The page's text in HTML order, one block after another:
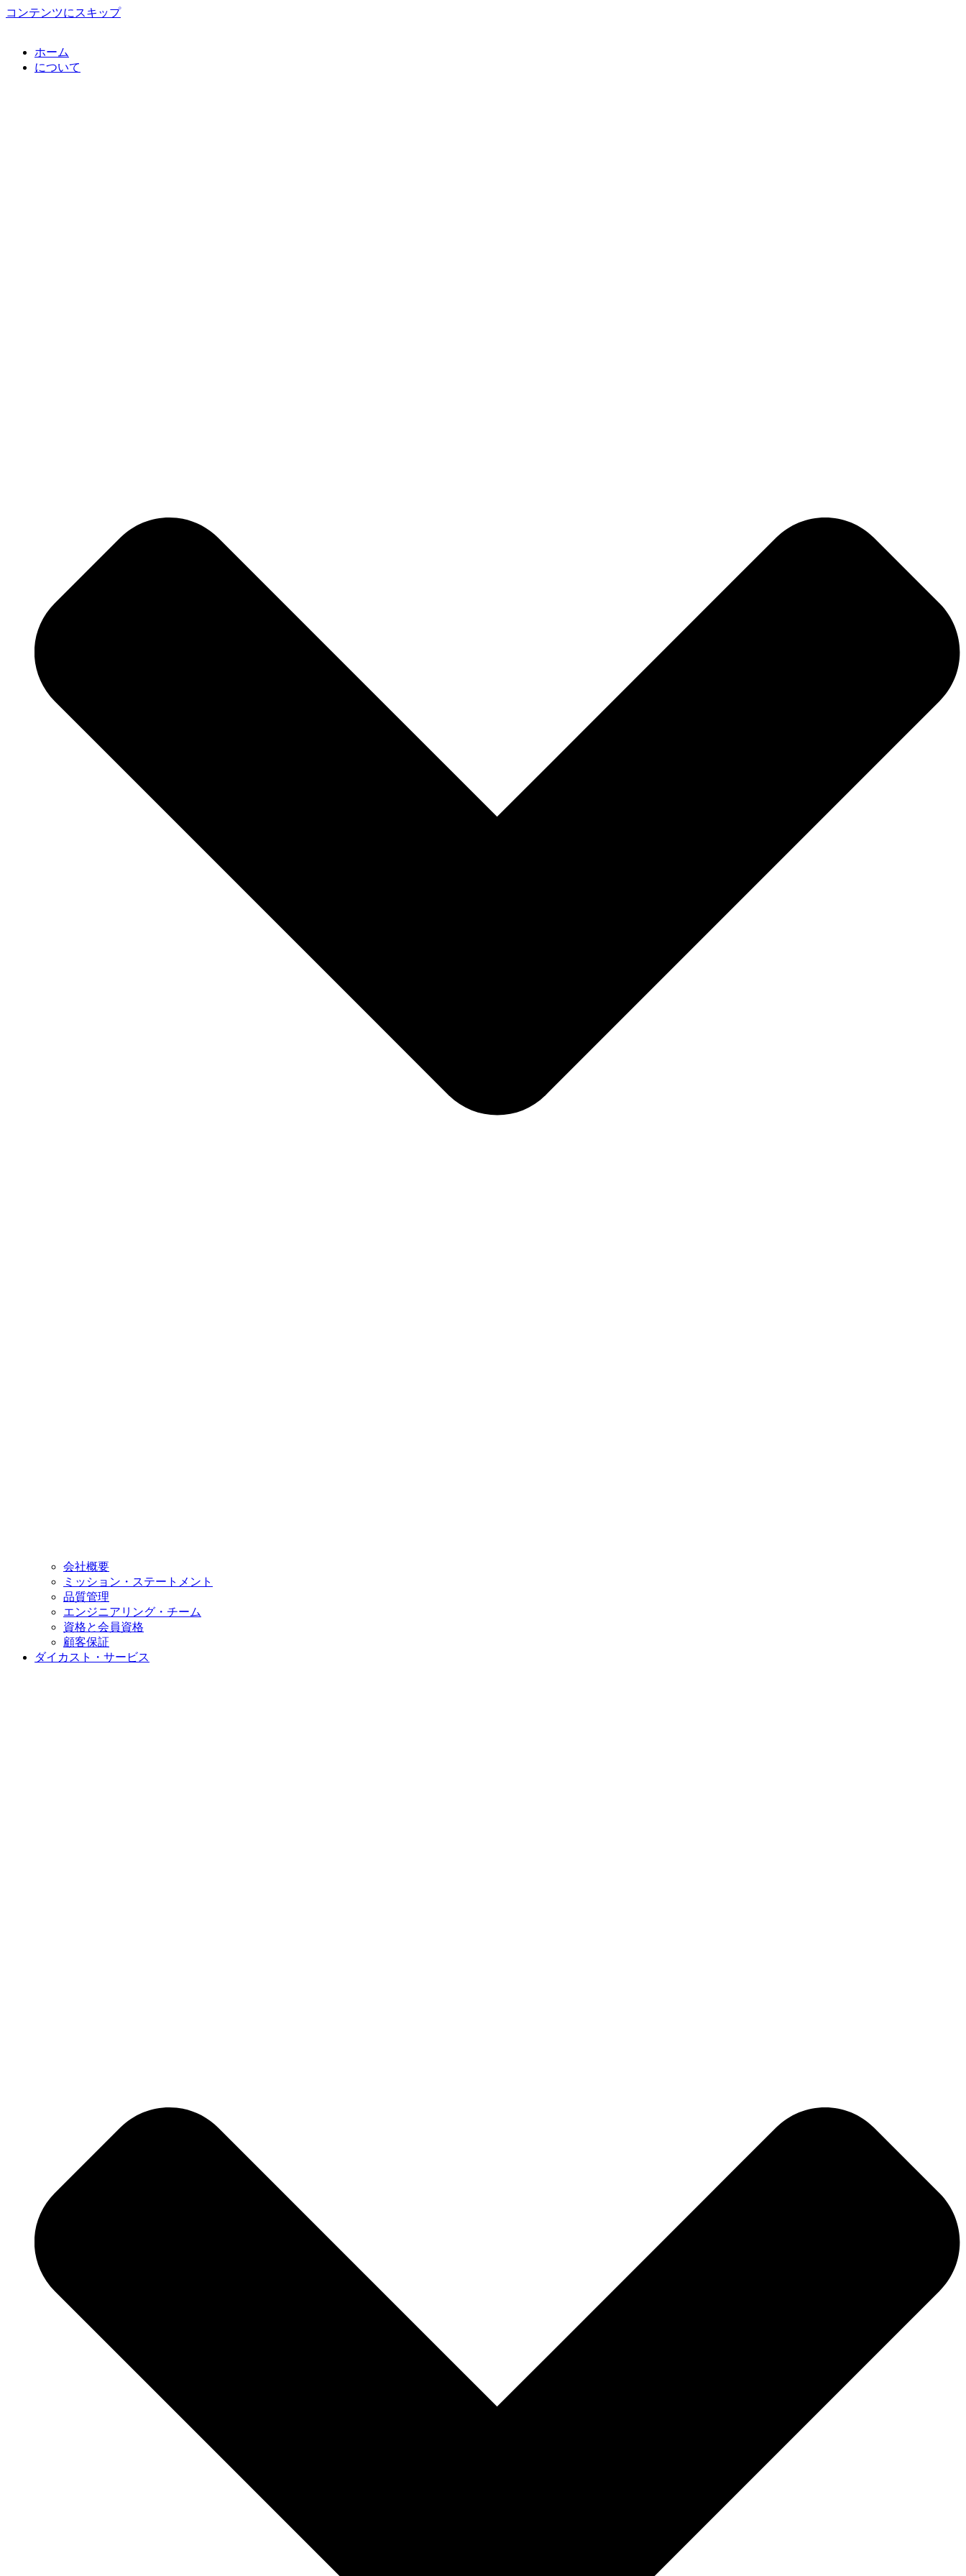
コンテンツにスキップ
ホーム
について
会社概要
ミッション・ステートメント
品質管理
エンジニアリング・チーム
資格と会員資格
顧客保証
ダイカスト・サービス